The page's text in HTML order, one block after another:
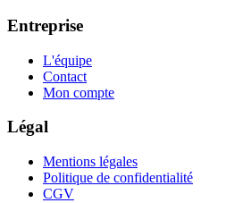
Entreprise
L'équipe
Contact
Mon compte
Légal
Mentions légales
Politique de confidentialité
CGV